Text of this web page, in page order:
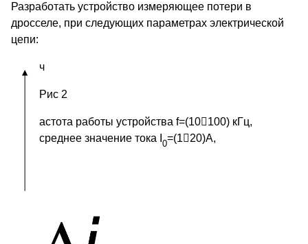
Разработать устройство измеряющее потери в
дросселе, при следующих параметрах электрической
цепи:
ч
Рис 2
астота работы устройства f=(10100) кГц,
среднее значение тока I 0=(120)А,